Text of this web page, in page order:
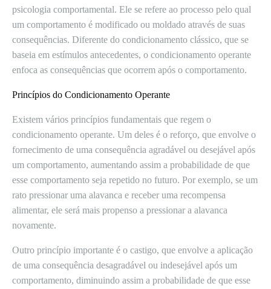
psicologia comportamental. Ele se refere ao processo pelo qual
um comportamento é modificado ou moldado através de suas
consequências. Diferente do condicionamento clássico, que se
baseia em estímulos antecedentes, o condicionamento operante
enfoca as consequências que ocorrem após o comportamento.
Princípios do Condicionamento Operante
Existem vários princípios fundamentais que regem o
condicionamento operante. Um deles é o reforço, que envolve o
fornecimento de uma consequência agradável ou desejável após
um comportamento, aumentando assim a probabilidade de que
esse comportamento seja repetido no futuro. Por exemplo, se um
rato pressionar uma alavanca e receber uma recompensa
alimentar, ele será mais propenso a pressionar a alavanca
novamente.
Outro princípio importante é o castigo, que envolve a aplicação
de uma consequência desagradável ou indesejável após um
comportamento, diminuindo assim a probabilidade de que esse